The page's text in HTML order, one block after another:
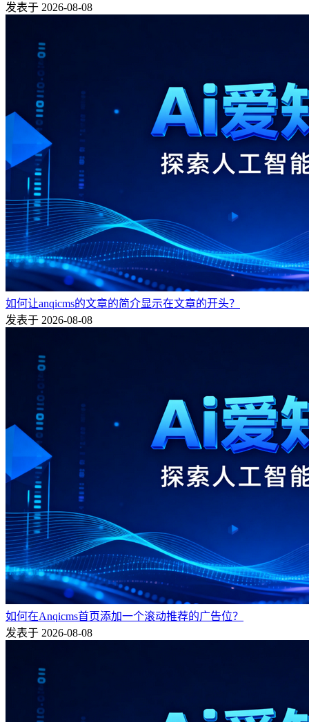
发表于 2026-08-08
如何让anqicms的文章的简介显示在文章的开头？
发表于 2026-08-08
如何在Anqicms首页添加一个滚动推荐的广告位？
发表于 2026-08-08